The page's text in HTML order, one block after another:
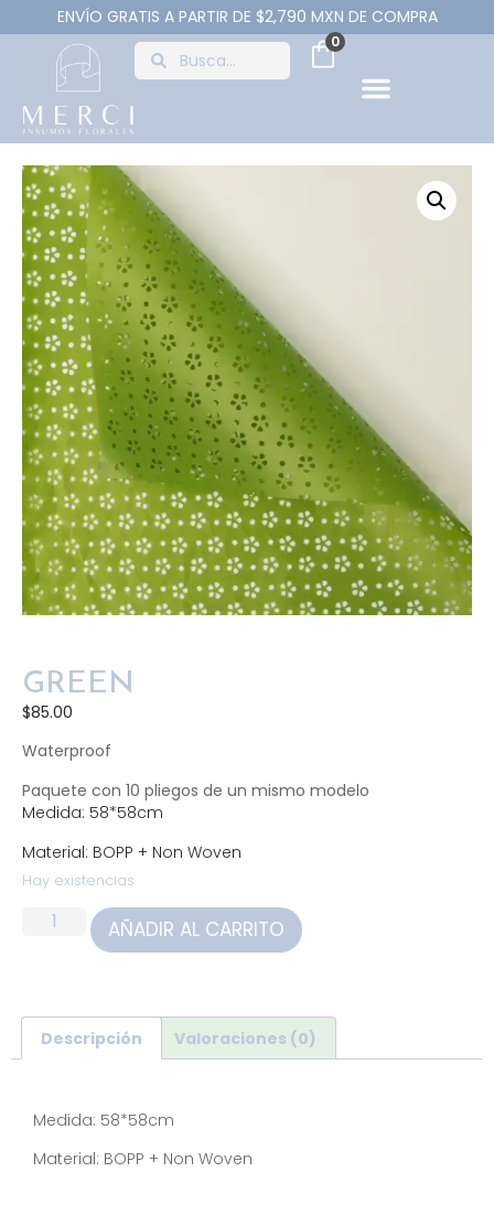
ENVÍO GRATIS A PARTIR DE $2,790 MXN DE COMPRA
0
GREEN
$85.00
Waterproof
Paquete con 10 pliegos de un mismo modelo
Medida: 58*58cm
Material: BOPP + Non Woven
Hay existencias
AÑADIR AL CARRITO
Descripción Valoraciones (0)
Medida: 58*58cm
Material: BOPP + Non Woven